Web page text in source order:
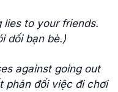
lies to your friends.
dối bạn bè.)
against going out
phản đối việc đi chơi